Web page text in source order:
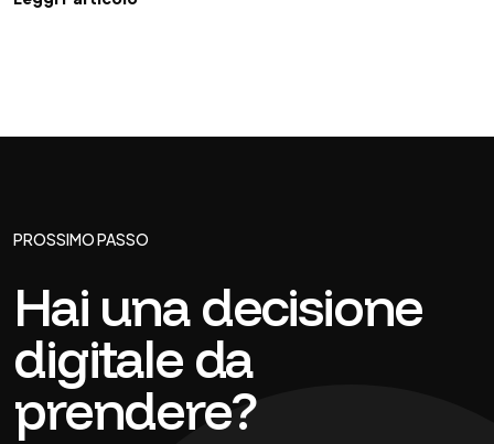
PROSSIMO PASSO
Hai una decisione
digitale da
prendere?